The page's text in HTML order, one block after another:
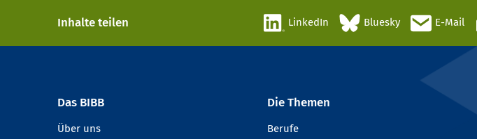
Inhalte teilen LinkedIn Bluesky E-Mail
Das BIBB
Über uns
Die Themen
Berufe